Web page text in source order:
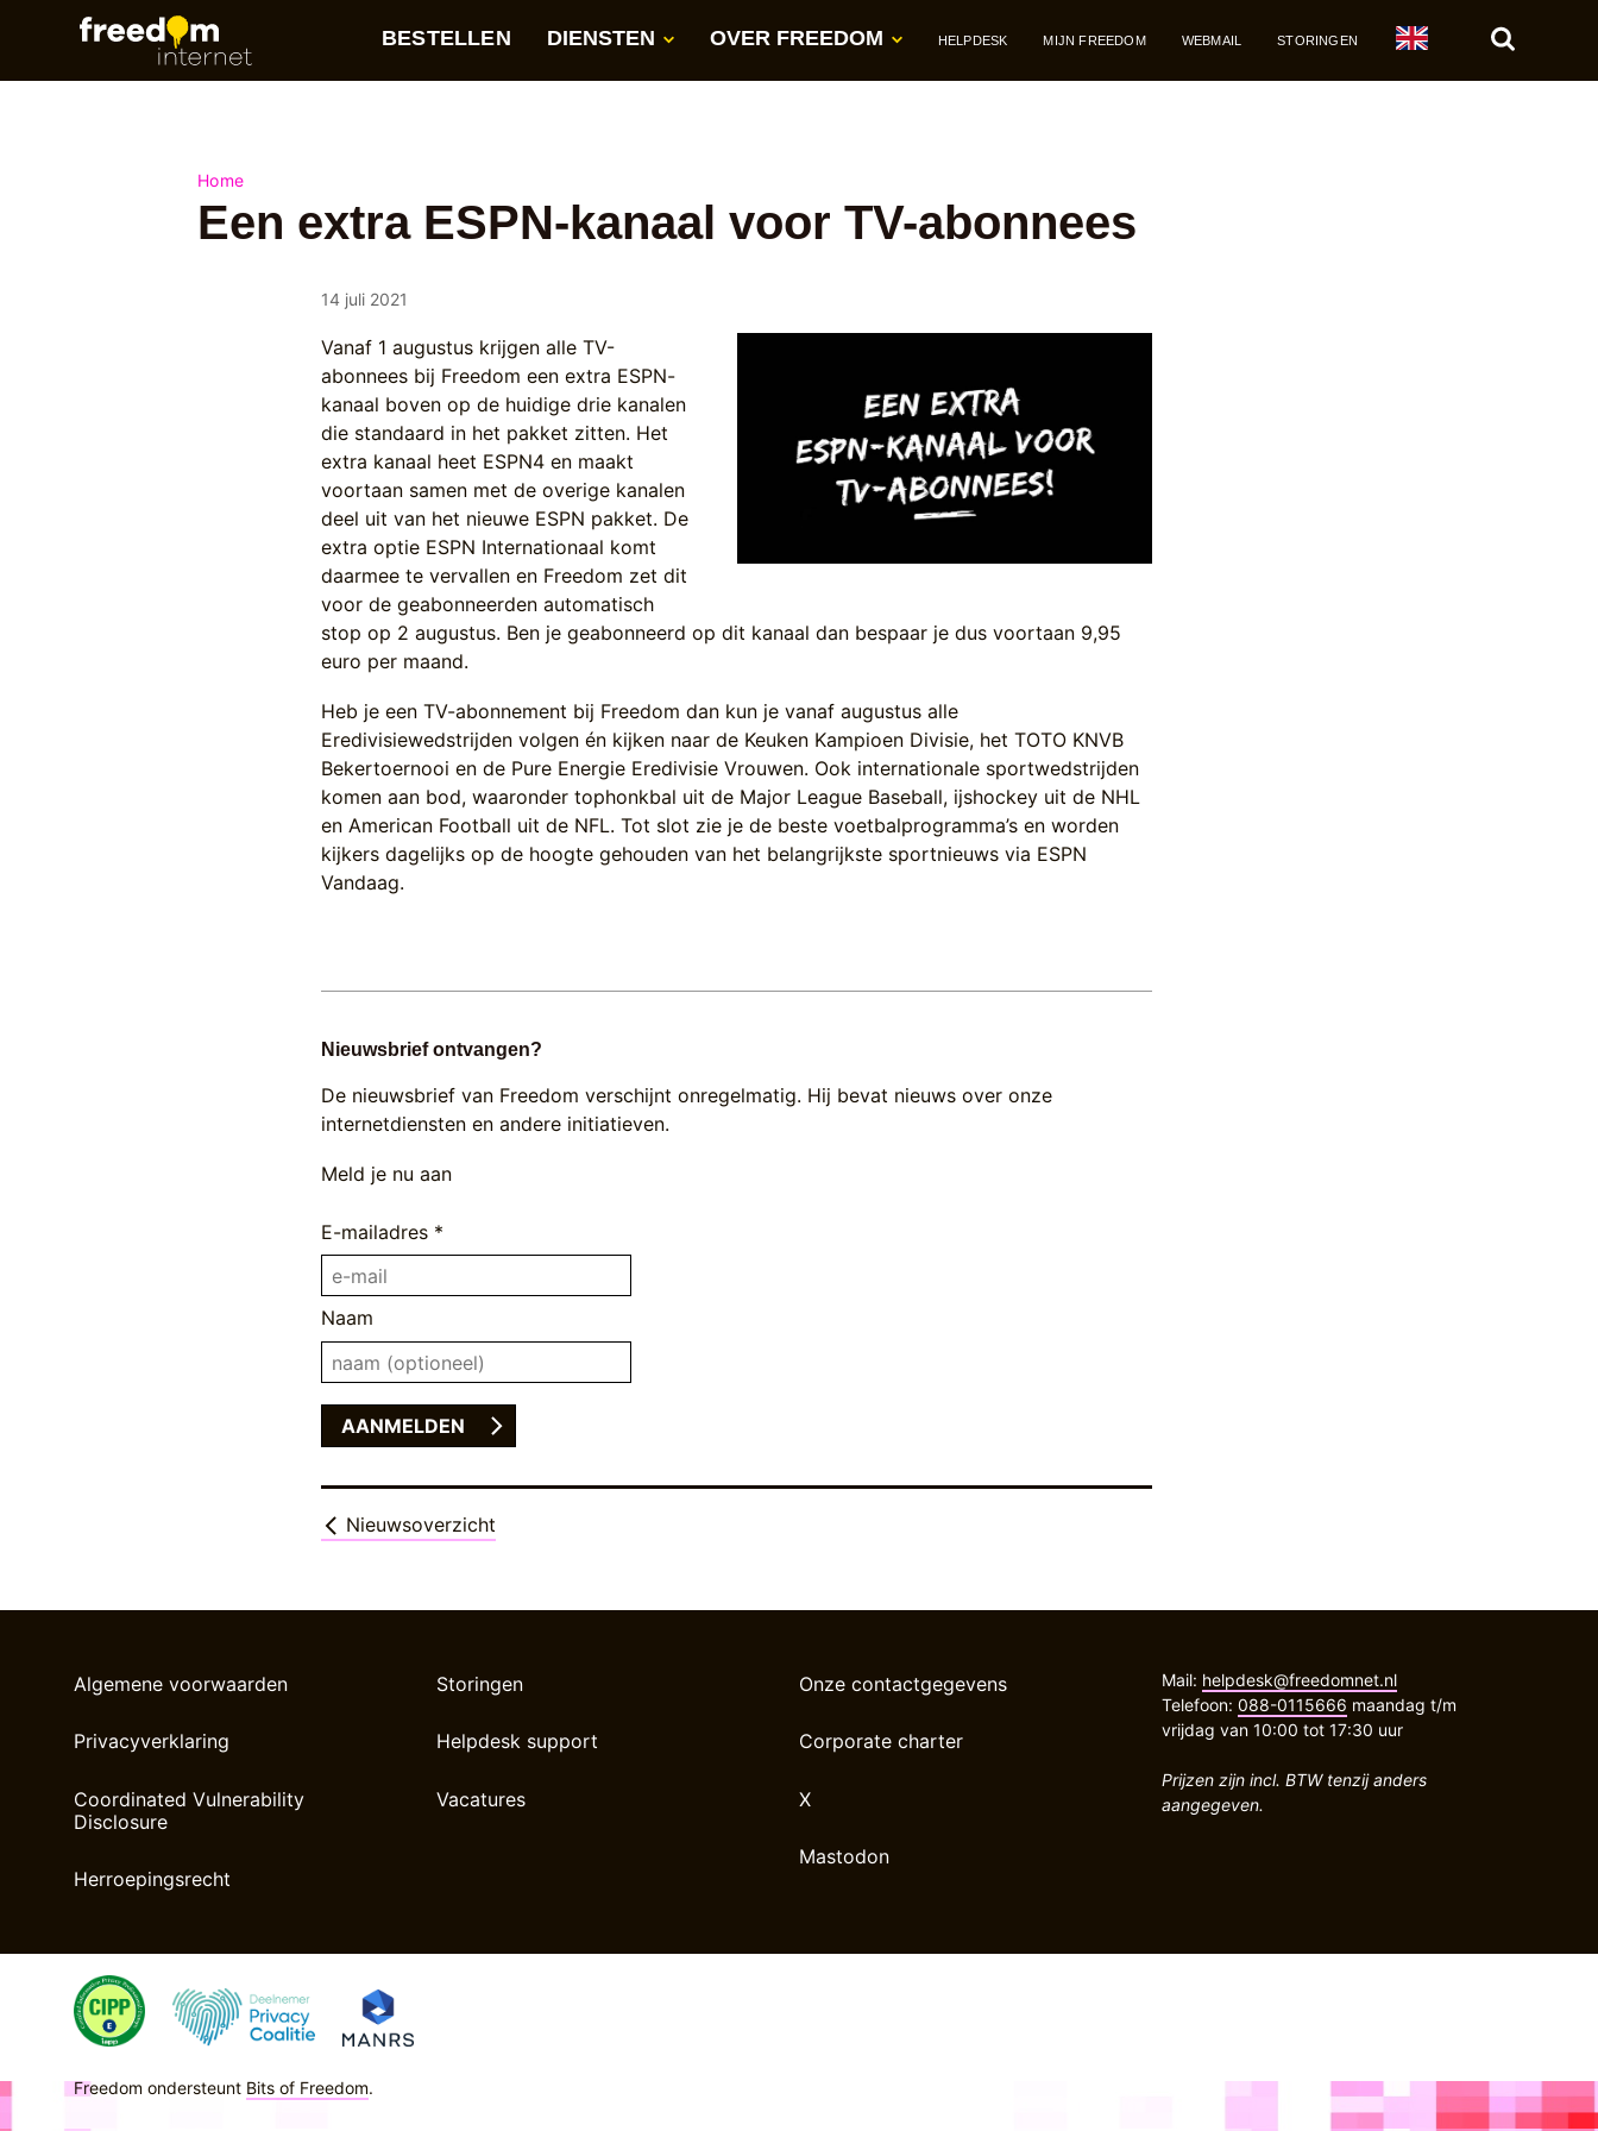
BESTELLEN DIENSTEN OVER FREEDOM HELPDESK MIJN FREEDOM WEBMAIL STORINGEN
Home
Een extra ESPN-kanaal voor TV-abonnees
14 juli 2021
Vanaf 1 augustus krijgen alle TV-
abonnees bij Freedom een extra ESPN-
kanaal boven op de huidige drie kanalen
die standaard in het pakket zitten. Het
extra kanaal heet ESPN4 en maakt
voortaan samen met de overige kanalen
deel uit van het nieuwe ESPN pakket. De
extra optie ESPN Internationaal komt
daarmee te vervallen en Freedom zet dit
voor de geabonneerden automatisch
stop op 2 augustus. Ben je geabonneerd op dit kanaal dan bespaar je dus voortaan 9,95
euro per maand.
Heb je een TV-abonnement bij Freedom dan kun je vanaf augustus alle
Eredivisiewedstrijden volgen én kijken naar de Keuken Kampioen Divisie, het TOTO KNVB
Bekertoernooi en de Pure Energie Eredivisie Vrouwen. Ook internationale sportwedstrijden
komen aan bod, waaronder tophonkbal uit de Major League Baseball, ijshockey uit de NHL
en American Football uit de NFL. Tot slot zie je de beste voetbalprogramma’s en worden
kijkers dagelijks op de hoogte gehouden van het belangrijkste sportnieuws via ESPN
Vandaag.
Nieuwsbrief ontvangen?
De nieuwsbrief van Freedom verschijnt onregelmatig. Hij bevat nieuws over onze
internetdiensten en andere initiatieven.
Meld je nu aan
E-mailadres *
Naam
Nieuwsoverzicht
Mail: helpdesk@freedomnet.nl
Telefoon: 088-0115666 maandag t/m
vrijdag van 10:00 tot 17:30 uur
Prijzen zijn incl. BTW tenzij anders
aangegeven.
Algemene voorwaarden
Privacyverklaring
Coordinated Vulnerability
Disclosure
Herroepingsrecht
Storingen
Helpdesk support
Vacatures
Onze contactgegevens
Corporate charter
X
Mastodon
Freedom ondersteunt Bits of Freedom.